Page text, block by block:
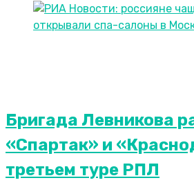
Бригада Левникова
«Спартак» и
третьем туре РПЛ